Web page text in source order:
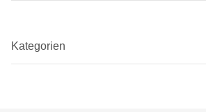
Kategorien